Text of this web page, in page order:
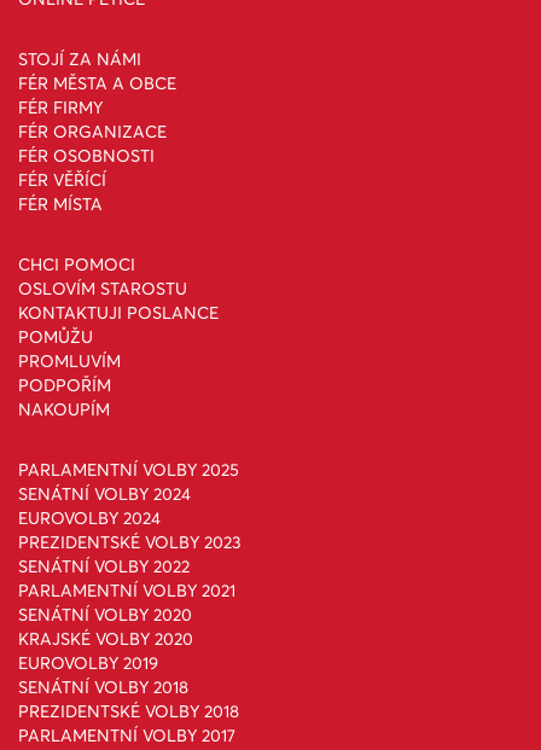
STOJÍ ZA NÁMI
FÉR MĚSTA A OBCE
FÉR FIRMY
FÉR ORGANIZACE
FÉR OSOBNOSTI
FÉR VĚŘÍCÍ
FÉR MÍSTA
CHCI POMOCI
OSLOVÍM STAROSTU
KONTAKTUJI POSLANCE
POMŮŽU
PROMLUVÍM
PODPOŘÍM
NAKOUPÍM
PARLAMENTNÍ VOLBY 2025
SENÁTNÍ VOLBY 2024
EUROVOLBY 2024
PREZIDENTSKÉ VOLBY 2023
SENÁTNÍ VOLBY 2022
PARLAMENTNÍ VOLBY 2021
SENÁTNÍ VOLBY 2020
KRAJSKÉ VOLBY 2020
EUROVOLBY 2019
SENÁTNÍ VOLBY 2018
PREZIDENTSKÉ VOLBY 2018
PARLAMENTNÍ VOLBY 2017